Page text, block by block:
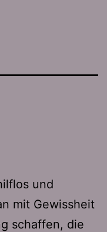
und
mit Gewissheit
schaffen, die